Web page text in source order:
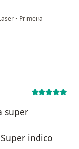
• Primeira
super
indico